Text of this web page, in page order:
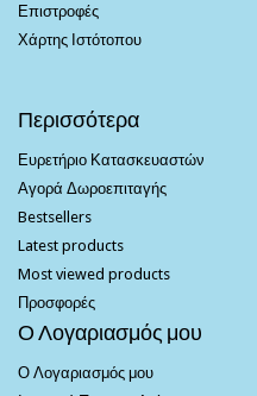
Επιστροφές
Χάρτης Ιστότοπου
Περισσότερα
Ευρετήριο Κατασκευαστών
Αγορά Δωροεπιταγής
Bestsellers
Latest products
Most viewed products
Προσφορές
Ο Λογαριασμός μου
Ο Λογαριασμός μου